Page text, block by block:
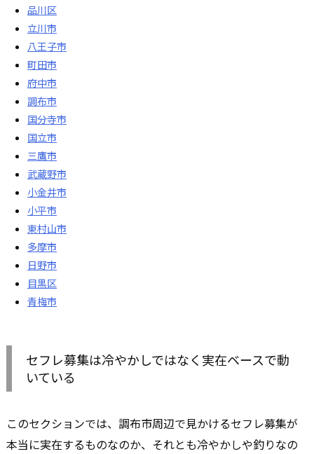
品川区
立川市
八王子市
町田市
府中市
調布市
国分寺市
国立市
三鷹市
武蔵野市
小金井市
小平市
東村山市
多摩市
日野市
目黒区
青梅市
セフレ募集は冷やかしではなく実在ベースで動
いている
このセクションでは、調布市周辺で見かけるセフレ募集が
本当に実在するものなのか、それとも冷やかしや釣りなの